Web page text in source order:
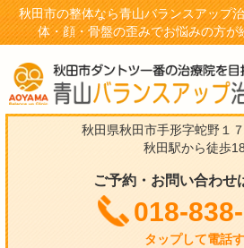
秋田市の整体なら青山バランスアップ
体・顔・骨盤の歪みでお悩みの方が
秋田県秋田市手形字蛇野１
秋田駅から徒歩
ご予約・お問い合わせ
018-
タップして電話